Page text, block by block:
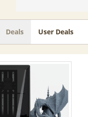
Deals User Deals